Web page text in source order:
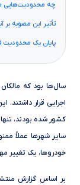
چه محدودیت‌هایی
تأثیر این مصوبه بر
پایان یک محدودیت
سال‌ها بود که
کشور شده بودند،
سایر شهرها عملاً
خودروها، یک تغییر
بر اساس گزارش